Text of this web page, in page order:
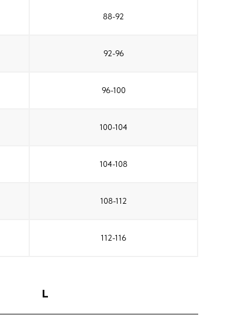
88-92
92-96
96-100
100-104
104-108
108-112
112-116
L